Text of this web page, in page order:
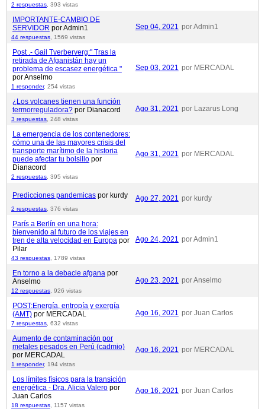
2 respuestas 393 vistas
IMPORTANTE-CAMBIO DE
SERVIDOR por Admin1
44 respuestas 1569 vistas
Sep 04, 2021 por Admin1
Post .- Gail Tverberverg:" Tras la
retirada de Afganistán hay un
problema de escasez energética "
por Anselmo
1 responder, 254 vistas
Sep 03, 2021 por MERCADAL
¿Los volcanes tienen una función
termorreguladora?por Dianacord
3 respuestas 248 vistas
Ago 31, 2021 por Lazarus Long
La emergencia de los contenedores:
cómo una de las mayores crisis del
transporte marítimo de la historia
puede afectar tu bolsillopor
Dianacord
2 respuestas 395 vistas
Ago 31, 2021 por MERCADAL
Predicciones pandemicaspor kurdy
2 respuestas 376 vistas
Ago 27, 2021 por kurdy
París a Berlín en una hora:
bienvenido al futuro de los viajes en
tren de alta velocidad en Europapor
Pilar
43 respuestas 1789 vistas
Ago 24, 2021 por Admin1
En torno a la debacle afganapor
Anselmo
12 respuestas 926 vistas
Ago 23, 2021 por Anselmo
POST:Energía, entropía y exergía
(AMT)por MERCADAL
7 respuestas 632 vistas
Ago 16, 2021 por Juan Carlos
Aumento de contaminación por
metales pesados en Perú (cadmio)
por MERCADAL
1 responder, 194 vistas
Ago 16, 2021 por MERCADAL
Los límites físicos para la transición
energética - Dra. Alicia Valeropor
Juan Carlos
18 respuestas 1157 vistas
Ago 16, 2021 por Juan Carlos